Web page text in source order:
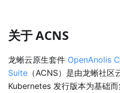
关于 ACNS
龙蜥云原生套件 OpenAnolis
Suite （ACNS）是由龙蜥社
Kubernetes 发行版本为基础